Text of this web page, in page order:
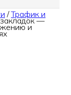
/Трафик и
—
и